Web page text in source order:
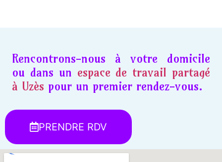
Rencontrons-nous à votre domicile
ou dans un espace de travail partagé
à Uzès pour un premier rendez-vous.
PRENDRE RDV